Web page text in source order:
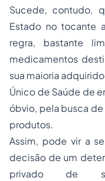
Sucede, contudo,
Estado no tocante
regra, bastante
medicamentos
sua maioria
Único de Saúde de
óbvio, pela busca de
produtos.
Assim, pode vir a
decisão de um
privado de